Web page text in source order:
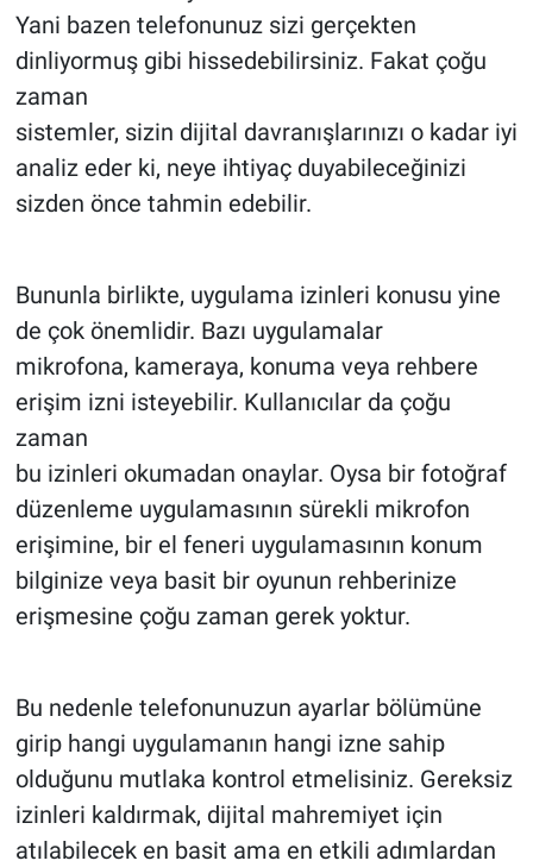
Yani bazen telefonunuz sizi gerçekten
dinliyormuş gibi hissedebilirsiniz. Fakat çoğu
zaman
sistemler, sizin dijital davranışlarınızı o kadar iyi
analiz eder ki, neye ihtiyaç duyabileceğinizi
sizden önce tahmin edebilir.
Bununla birlikte, uygulama izinleri konusu yine
de çok önemlidir. Bazı uygulamalar
mikrofona, kameraya, konuma veya rehbere
erişim izni isteyebilir. Kullanıcılar da çoğu
zaman
bu izinleri okumadan onaylar. Oysa bir fotoğraf
düzenleme uygulamasının sürekli mikrofon
erişimine, bir el feneri uygulamasının konum
bilginize veya basit bir oyunun rehberinize
erişmesine çoğu zaman gerek yoktur.
Bu nedenle telefonunuzun ayarlar bölümüne
girip hangi uygulamanın hangi izne sahip
olduğunu mutlaka kontrol etmelisiniz. Gereksiz
izinleri kaldırmak, dijital mahremiyet için
atılabilecek en basit ama en etkili adımlardan